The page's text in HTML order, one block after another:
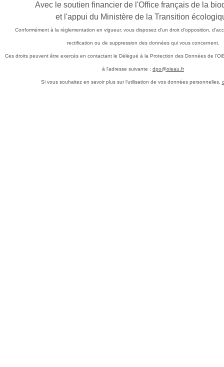
Avec le soutien financier de l'Office français de la
et l'appui du Ministère de la Transition
Conformément à la réglementation en vigueur, vous disposez d'un droit d'opposition,
rectification ou de suppression des données qui vous concernent.
Ces droits peuvent être exercés en contactant le Délégué à la Protection des Données de
à l'adresse suivante : dpo@oieau.fr
Si vous souhaitez en savoir plus sur l’utilisation de vos données personnelles,